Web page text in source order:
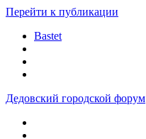
Перейти к публикации
Bastet
Дедовский городской форум